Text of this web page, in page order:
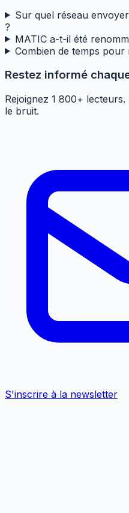
Sur quel réseau
?
MATIC a-t-il été
Combien de temps pour
Restez informé
Rejoignez 1 800+
le bruit.
S'inscrire à la newsletter